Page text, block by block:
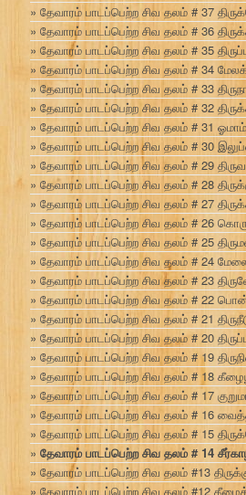
தேவாரம் பாடப்பெற்ற சிவ தலம் # 37
தேவாரம் பாடப்பெற்ற சிவ தலம் # 36
தேவாரம் பாடப்பெற்ற சிவ தலம் # 35
தேவாரம் பாடப்பெற்ற சிவ தலம் # 34
தேவாரம் பாடப்பெற்ற சிவ தலம் # 33
தேவாரம் பாடப்பெற்ற சிவ தலம் # 32
தேவாரம் பாடப்பெற்ற சிவ தலம் # 31
தேவாரம் பாடப்பெற்ற சிவ தலம் # 30
தேவாரம் பாடப்பெற்ற சிவ தலம் # 29
தேவாரம் பாடப்பெற்ற சிவ தலம் # 28
தேவாரம் பாடப்பெற்ற சிவ தலம் # 27
தேவாரம் பாடப்பெற்ற சிவ தலம் # 26
தேவாரம் பாடப்பெற்ற சிவ தலம் # 25
தேவாரம் பாடப்பெற்ற சிவ தலம் # 24
தேவாரம் பாடப்பெற்ற சிவ தலம் # 23
தேவாரம் பாடப்பெற்ற சிவ தலம் # 22
தேவாரம் பாடப்பெற்ற சிவ தலம் # 21
தேவாரம் பாடப்பெற்ற சிவ தலம் # 20
தேவாரம் பாடப்பெற்ற சிவ தலம் # 19
தேவாரம் பாடப்பெற்ற சிவ தலம் # 18
தேவாரம் பாடப்பெற்ற சிவ தலம் # 17
தேவாரம் பாடப்பெற்ற சிவ தலம் # 16
தேவாரம் பாடப்பெற்ற சிவ தலம் # 15
தேவாரம் பாடப்பெற்ற சிவ தலம் # 14
தேவாரம் பாடப்பெற்ற சிவ தலம் #13
தேவாரம் பாடப்பெற்ற சிவ தலம் #12